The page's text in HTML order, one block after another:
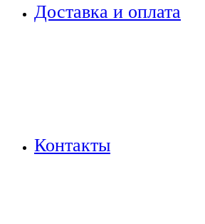
Доставка и оплата
Контакты